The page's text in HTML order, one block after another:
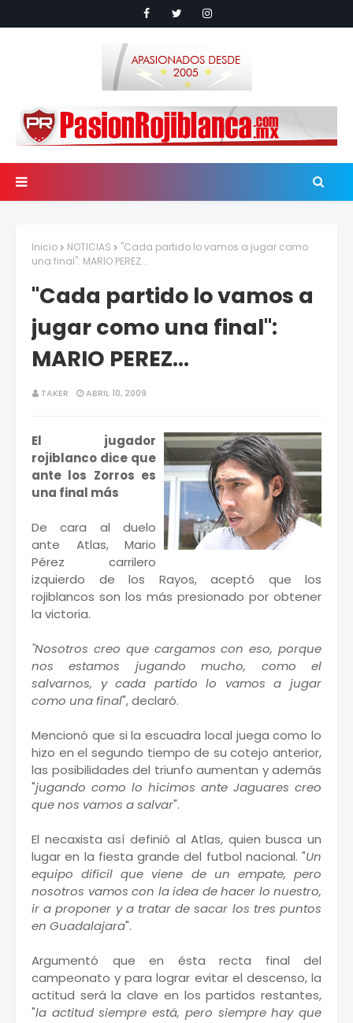
Inicio NOTICIAS
"Cada partido lo vamos a jugar como
una final": MARIO PEREZ...
"Cada partido lo vamos a
jugar como una final":
MARIO PEREZ...
TAKER ABRIL 10, 2009
El jugador
rojiblanco dice que
ante los Zorros es
una final más
De cara al duelo
ante Atlas, Mario
Pérez carrilero
izquierdo de los Rayos, aceptó que los
rojiblancos son los más presionado por obtener
la victoria.
"Nosotros creo que cargamos con eso, porque
nos estamos jugando mucho, como el
salvarnos, y cada partido lo vamos a jugar
como una final", declaró.
Mencionó que si la escuadra local juega como lo
hizo en el segundo tiempo de su cotejo anterior,
las posibilidades del triunfo aumentan y además
"jugando como lo hicimos ante Jaguares creo
que nos vamos a salvar".
El necaxista así definió al Atlas, quien busca un
lugar en la fiesta grande del futbol nacional. "Un
equipo difícil que viene de un empate, pero
nosotros vamos con la idea de hacer lo nuestro,
ir a proponer y a tratar de sacar los tres puntos
en Guadalajara".
Argumentó que en ésta recta final del
campeonato y para lograr evitar el descenso, la
actitud será la clave en los partidos restantes,
"la actitud siempre está, pero siempre hay que